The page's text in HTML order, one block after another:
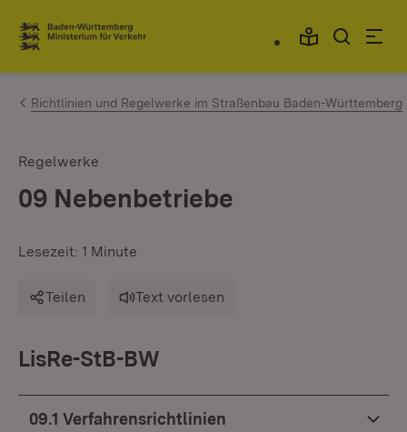
Zum Inhalt springen
Link zur Startseite
Richtlinien und Regelwerke im Straßenbau Baden-Württemberg
Regelwerke
09 Nebenbetriebe
Lesezeit: 1 Minute
Teilen Text vorlesen
LisRe-StB-BW
09.1 Verfahrensrichtlinien